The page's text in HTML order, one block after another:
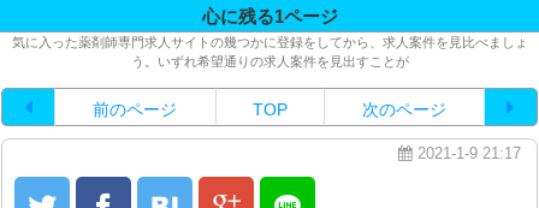
心に残る1ページ
気に入った薬剤師専門求人サイトの幾つかに登録をしてから、求人案件を見比べましょ
う。いずれ希望通りの求人案件を見出すことが
前のページ TOP 次のページ
2021-1-9 21:17